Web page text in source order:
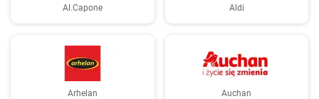
Al.Capone Aldi
Arhelan Auchan